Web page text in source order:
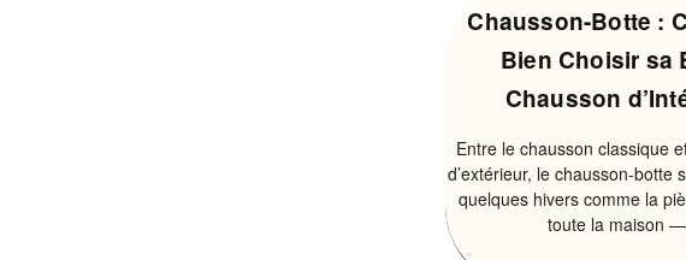
Chausson-Botte :
Bien Choisir sa
Chausson
Entre le chausson classique
d’extérieur, le chausson-botte
quelques hivers comme la
toute la maison